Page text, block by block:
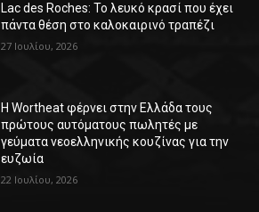
Lac des Roches: Το λευκό κρασί που έχει
πάντα θέση στο καλοκαιρινό τραπέζι
27 Ιουλίου, 2026
Η Wortheat φέρνει στην Ελλάδα τους
πρώτους αυτόματους πωλητές με
γεύματα νεοελληνικής κουζίνας για την
ευζωία
22 Ιουλίου, 2026